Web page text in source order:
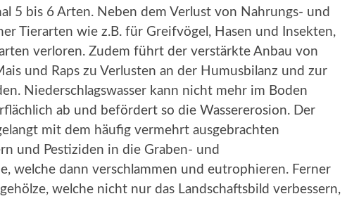
5 bis 6 Arten. Neben dem Verlust von Nahrungs- und
Tierarten wie z.B. für Greifvögel, Hasen und Insekten,
verloren. Zudem führt der verstärkte Anbau von
und Raps zu Verlusten an der Humusbilanz und zur
Niederschlagswasser kann nicht mehr im Boden
ab und befördert so die Wassererosion. Der
mit dem häufig vermehrt ausgebrachten
und Pestiziden in die Graben- und
welche dann verschlammen und eutrophieren. Ferner
welche nicht nur das Landschaftsbild verbessern,